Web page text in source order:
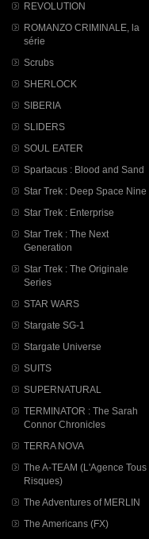
REVOLUTION
ROMANZO CRIMINALE, la
série
Scrubs
SHERLOCK
SIBERIA
SLIDERS
SOUL EATER
Spartacus : Blood and Sand
Star Trek : Deep Space Nine
Star Trek : Enterprise
Star Trek : The Next
Generation
Star Trek : The Originale
Series
STAR WARS
Stargate SG-1
Stargate Universe
SUITS
SUPERNATURAL
TERMINATOR : The Sarah
Connor Chronicles
TERRA NOVA
The A-TEAM (L'Agence Tous
Risques)
The Adventures of MERLIN
The Americans (FX)